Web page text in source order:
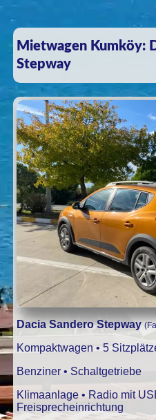
Mietwagen Kumköy:
Stepway
Dacia Sandero Stepway
Kompaktwagen • 5
Benziner • Schaltgetriebe
Klimaanlage • Radio mit
Freisprecheinrichtung